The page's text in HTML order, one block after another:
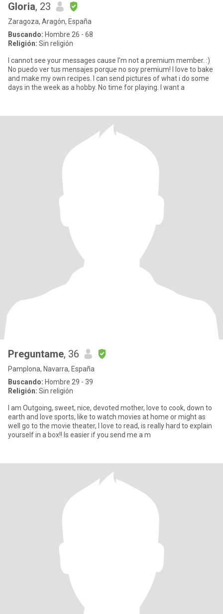
Gloria, 23
Zaragoza, Aragón, España
Buscando: Hombre 26 - 68
Religión: Sin religión
I cannot see your messages cause I’m not a premium member. :)
No puedo ver tus mensajes porque no soy premium! I love to bake
and make my own recipes. I can send pictures of what i do some
days in the week as a hobby. No time for playing. I want a
Preguntame, 36
Pamplona, Navarra, España
Buscando: Hombre 29 - 39
Religión: Sin religión
I am Outgoing, sweet, nice, devoted mother, love to cook, down to
earth and love sports, like to watch movies at home or might as
well go to the movie theater, I love to read, is really hard to explain
yourself in a box!! Is easier if you send me a m